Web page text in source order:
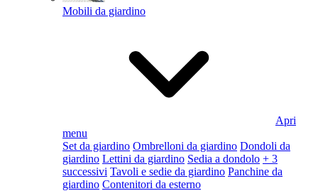
Mobili da giardino
Apri
menu
Set da giardino Ombrelloni da giardino Dondoli da
giardino Lettini da giardino Sedia a dondolo + 3
successivi Tavoli e sedie da giardino Panchine da
giardino Contenitori da esterno